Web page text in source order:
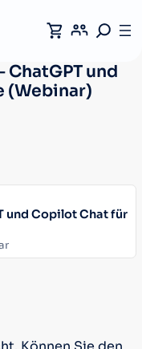
ChatGPT und
(Webinar)
und Copilot Chat für